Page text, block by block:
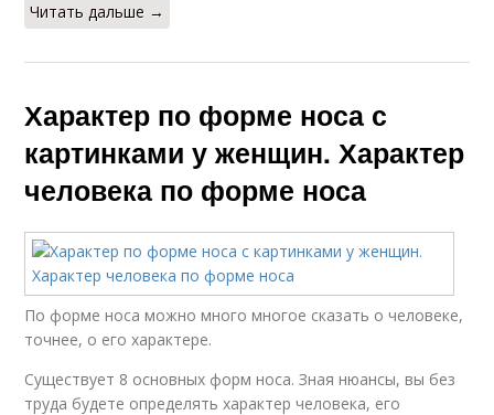
Читать дальше →
Характер по форме носа с
картинками у женщин. Характер
человека по форме носа
По форме носа можно много многое сказать о человеке,
точнее, о его характере.
Существует 8 основных форм носа. Зная нюансы, вы без
труда будете определять характер человека, его